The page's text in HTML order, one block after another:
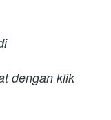
dengan klik